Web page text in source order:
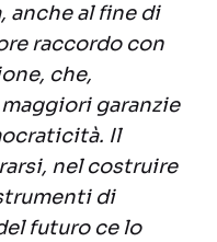
anche al fine di
raccordo con
che,
garanzie
Il
nel costruire
di
futuro ce lo